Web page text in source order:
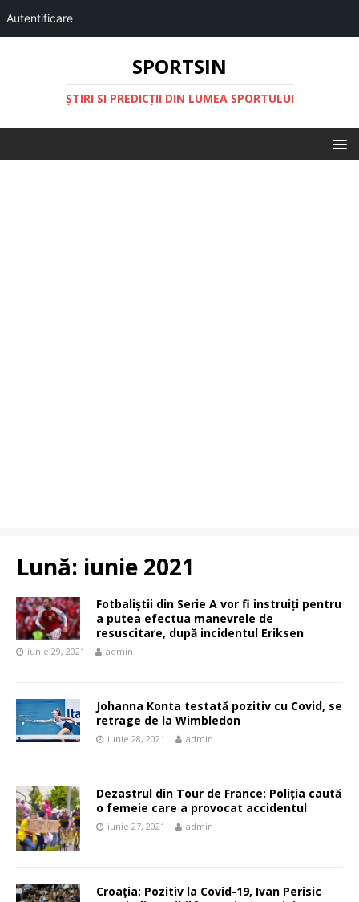
Autentificare
SPORTSIN
ŞTIRI SI PREDICŢII DIN LUMEA SPORTULUI
Lună: iunie 2021
Fotbaliștii din Serie A vor fi instruiți pentru
a putea efectua manevrele de
resuscitare, după incidentul Eriksen
iunie 29, 2021 admin
Johanna Konta testată pozitiv cu Covid, se
retrage de la Wimbledon
iunie 28, 2021 admin
Dezastrul din Tour de France: Poliția caută
o femeie care a provocat accidentul
iunie 27, 2021 admin
Croația: Pozitiv la Covid-19, Ivan Perisic